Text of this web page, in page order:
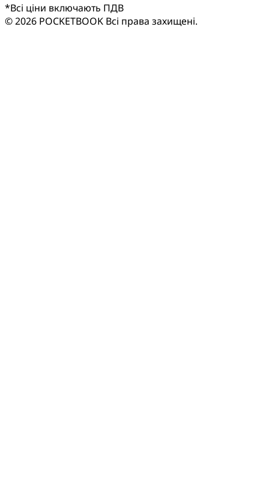
*Всі ціни включають ПДВ
© 2026 POCKETBOOK Всі права захищені.